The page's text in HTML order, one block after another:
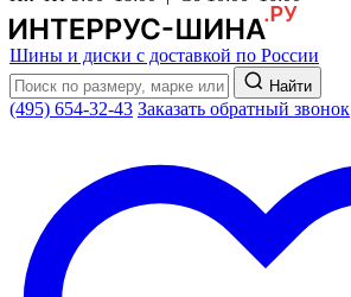
Шины и диски с доставкой по России
Найти
(495) 654-32-43 Заказать обратный звонок